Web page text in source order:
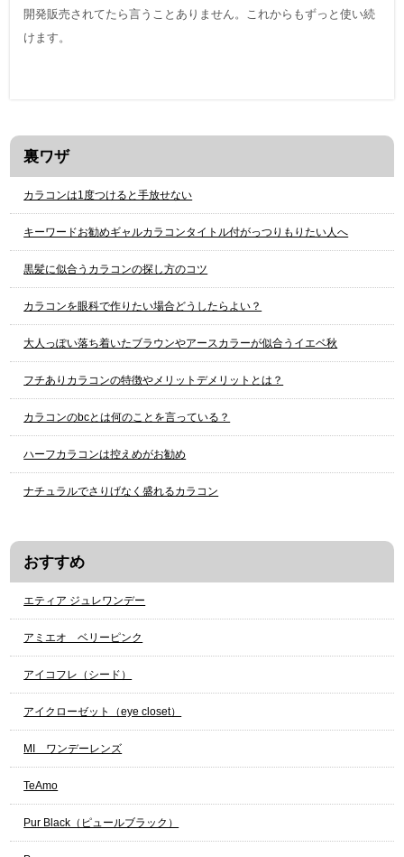
開発販売されてたら言うことありません。これからもずっと使い続
けます。
裏ワザ
カラコンは1度つけると手放せない
キーワードお勧めギャルカラコンタイトル付がっつりもりたい人へ
黒髪に似合うカラコンの探し方のコツ
カラコンを眼科で作りたい場合どうしたらよい？
大人っぽい落ち着いたブラウンやアースカラーが似合うイエベ秋
フチありカラコンの特徴やメリットデメリットとは？
カラコンのbcとは何のことを言っている？
ハーフカラコンは控えめがお勧め
ナチュラルでさりげなく盛れるカラコン
おすすめ
エティア ジュレワンデー
アミエオ ベリーピンク
アイコフレ（シード）
アイクローゼット（eye closet）
МI ワンデーレンズ
TeAmo
Pur Black（ピュールブラック）